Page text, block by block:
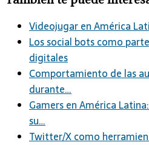
Videojugar en América
Los social bots como
digitales
Comportamiento de las
durante…
Gamers en América
su…
Twitter/X como